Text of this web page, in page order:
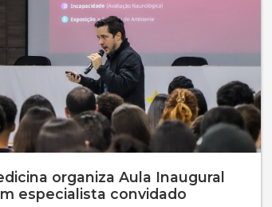
organiza Aula Inaugural
especialista convidado